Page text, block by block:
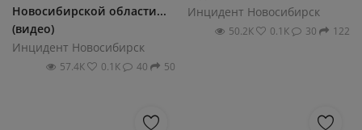
Новосибирской области...
(видео)
Инцидент Новосибирск
57.4К 0.1К 40 50
Инцидент Новосибирск
50.2К 0.1К 30 122